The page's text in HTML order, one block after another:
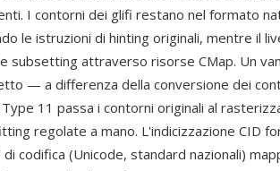
I contorni dei glifi restano nel formato
le istruzioni di hinting originali, mentre il
subsetting attraverso risorse CMap. Un
— a differenza della conversione dei
11 passa i contorni originali al
regolate a mano. L'indicizzazione CID
codifica (Unicode, standard nazionali)